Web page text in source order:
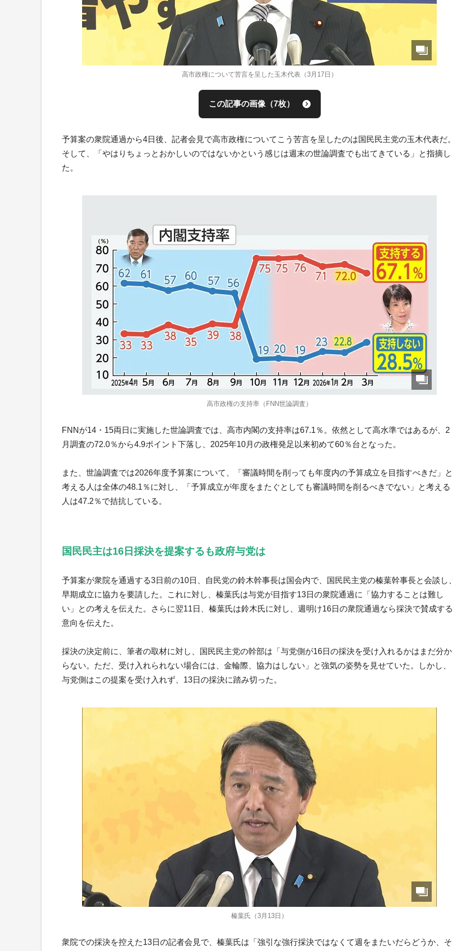
高市政権について苦言を呈した玉木代表（3月17日）
この記事の画像（7枚）
予算案の衆院通過から4日後、記者会見で高市政権についてこう苦言を呈したのは国民民主党の玉木代表だ
そして、「やはりちょっとおかしいのではないかという感じは週末の世論調査でも出てきている」と指摘し
た。
高市政権の支持率（FNN世論調査）
FNNが14・15両日に実施した世論調査では、高市内閣の支持率は67.1％。依然として高水準ではあるが、2
月調査の72.0％から4.9ポイント下落し、2025年10月の政権発足以来初めて60％台となった。
また、世論調査では2026年度予算案について、「審議時間を削っても年度内の予算成立を目指すべきだ」と
考える人は全体の48.1％に対し、「予算成立が年度をまたぐとしても審議時間を削るべきでない」と考える
人は47.2％で拮抗している。
国民民主は16日採決を提案するも政府与党は
予算案が衆院を通過する3日前の10日、自民党の鈴木幹事長は国会内で、国民民主党の榛葉幹事長と会談し
早期成立に協力を要請した。これに対し、榛葉氏は与党が目指す13日の衆院通過に「協力することは難し
い」との考えを伝えた。さらに翌11日、榛葉氏は鈴木氏に対し、週明け16日の衆院通過なら採決で賛成する
意向を伝えた。
採決の決定前に、筆者の取材に対し、国民民主党の幹部は「与党側が16日の採決を受け入れるかはまだ分か
らない。ただ、受け入れられない場合には、金輪際、協力はしない」と強気の姿勢を見せていた。しかし、
与党側はこの提案を受け入れず、13日の採決に踏み切った。
榛葉氏（3月13日）
衆院での採決を控えた13日の記者会見で、榛葉氏は「強引な強行採決ではなくて週をまたいだらどうか、そ